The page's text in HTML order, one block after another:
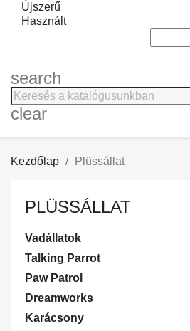
Újszerű
Használt
search
clear
Kezdőlap Plüssállat
PLÜSSÁLLAT
Vadállatok
Talking Parrot
Paw Patrol
Dreamworks
Karácsony